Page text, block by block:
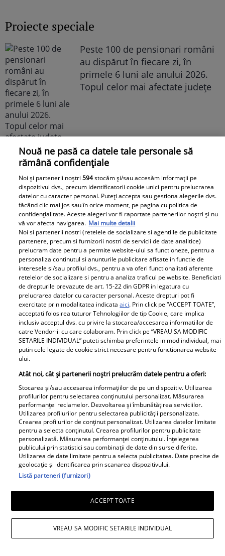
Proiecte speciale
Peste 100 de pensionari români
au dispărut în fiecare zi, în
primele 6 luni ale anului 2026.
Topul celor mai afectate județe
Un vecin instruit poate salva o
viață. Vezi despre ce e vorba
Libertatea.ro
Cât costă un litru de benzină și
motorină, marți, 21 iulie 2026, în
București, Iași, Cluj-Napoca,
Timișoara și Constanța
Avantaje
Ea - 52, el - 29, atât aveau când s-
au îndrăgostit, dar iubirea nu a
rezistat. La 6 luni de la
despărțirea de Octavian Ene, uite
cum a răspuns Daniela Nane la
o întrebare incomodă! ȘAH MAT!
Cabral rupe tăcerea după
Nouă ne pasă ca datele tale personale să
rămână confidențiale
Noi și partenerii noștri594stocăm și/sau accesăm informații pe
dispozitivul dvs., precum identificatorii cookie unici pentru prelucrarea
datelor cu caracter personal. Puteți accepta sau gestiona alegerile dvs.
făcând clic mai jos sau în orice moment, pe pagina cu politica de
confidențialitate. Aceste alegeri vor fi raportate partenerilor noștri și nu
vă vor afecta navigarea. Mai multe detalii
Noi si partenerii nostri (retelele de socializare si agentiile de publicitate
partenere, precum si furnizorii nostri de servicii de date analitice)
prelucram date pentru a permite website-ului sa functioneze, pentru a
personaliza continutul si anunturile publicitare afisate in functie de
interesele si/sau profilul dvs., pentru a va oferi functionalitati aferente
retelelor de socializare si pentru a analiza traficul pe website. Beneficiati
de drepturile prevazute de art. 15-22 din GDPR in legatura cu
prelucrarea datelor cu caracter personal. Aceste drepturi pot fi
exercitate prin modalitatea indicataaici. Prin click pe “ACCEPT TOATE”,
acceptati folosirea tuturor Tehnologiilor de tip Cookie, care implica
inclusiv acceptul dvs. cu privire la stocarea/accesarea informatiilor de
catre Vendor-ii cu care colaboram. Prin click pe “VREAU SA MODIFIC
SETARILE INDIVIDUAL” puteti schimba preferintele in mod individual, mai
putin cele legate de cookie strict necesare pentru functionarea website-
ului.
Atât noi, cât și partenerii noștri prelucrăm datele pentru a oferi:
Stocarea și/sau accesarea informațiilor de pe un dispozitiv. Utilizarea
profilurilor pentru selectarea conținutului personalizat. Măsurarea
performanței reclamelor. Dezvoltarea și îmbunătățirea serviciilor.
Utilizarea profilurilor pentru selectarea publicității personalizate.
Crearea profilurilor de conținut personalizat. Utilizarea datelor limitate
pentru a selecta conținutul. Crearea profilurilor pentru publicitate
personalizată. Măsurarea performanței conținutului. Înțelegerea
publicului prin statistici sau combinații de date din surse diferite.
Utilizarea de date limitate pentru a selecta publicitatea. Date precise de
geolocație și identificarea prin scanarea dispozitivului.
Listă parteneri (furnizori)
ACCEPT TOATE
VREAU SA MODIFIC SETARILE INDIVIDUAL